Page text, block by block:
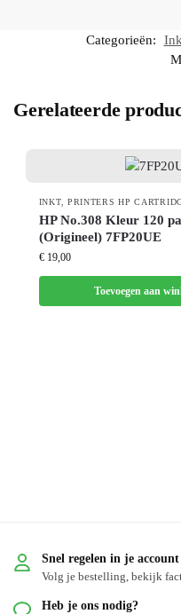
Categorieën:
Gerelateerde
INKT, PRINTERS HP
HP No.308 Kleur 120
(Origineel) 7FP20UE
€19,00
Toevoegen aan
Snel regelen in je account
Volg je bestelling, bekijk
Heb je ons nodig?